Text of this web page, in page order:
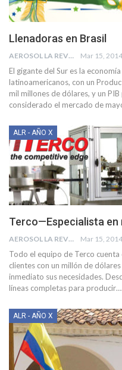
Llenadoras en Brasil
AEROSOL LA REVISTA Mar 15, 2014
El gigante del Sur es la
latinoamericanos, con un
mil millones de dólares, y un
considerado el mercado de
ALR - AÑO X
Terco—Especialista en
AEROSOL LA REVISTA Mar 15, 2014
Todo el equipo de Terco
clientes con un millón de
inmediato sus necesidades.
líneas completas para producir…
ALR - AÑO X